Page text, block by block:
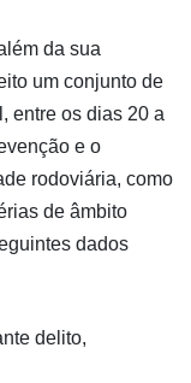
da sua
um conjunto de
entre os dias 20 a
e o
rodoviária, como
de âmbito
dados
delito,